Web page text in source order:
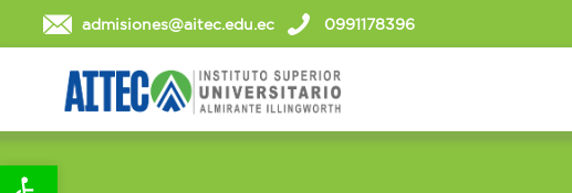
Abrir barra de herramientas
admisiones@aitec.edu.ec 0991178396